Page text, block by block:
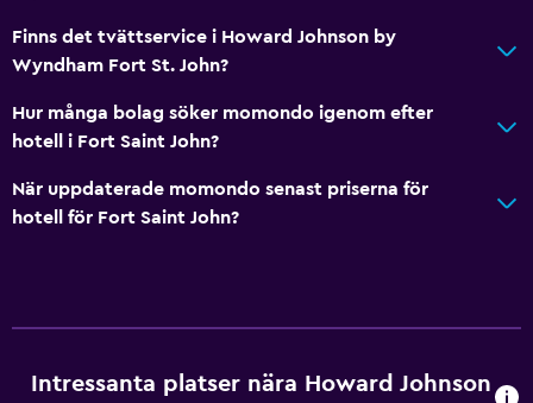
Finns det tvättservice i Howard Johnson by
Wyndham Fort St. John?
Hur många bolag söker momondo igenom efter
hotell i Fort Saint John?
När uppdaterade momondo senast priserna för
hotell för Fort Saint John?
Intressanta platser nära Howard Johnson